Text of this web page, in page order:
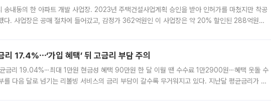
송내동의 한 아파트 개발 사업장. 2023년 주택건설사업계획 승인을 받아 인허가를 마쳤지만 착공
다. 사업장은 공매 절차에 들어갔고, 감정가 362억원인 이 사업장은 약 20% 할인된 288억원에
리 17.4%⋯‘가입 혜택’ 뒤 고금리 부담 주의
금리 19.04%⋯최대 1만원 현금성 혜택 90만원 한 달 이월 땐 수수료 1만2900원⋯혜택 웃돌 수
를 다음 달로 넘기는 리볼빙 서비스의 금리 부담이 갈수록 무거워지고 있다. 지난달 평균금리가 연